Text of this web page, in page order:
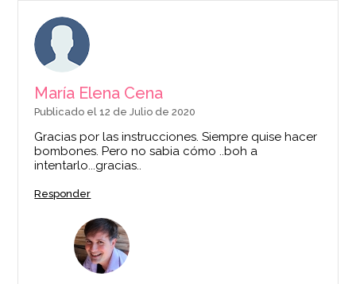
Termómetro Digital
para Alimentos -
AÑADIR
María Elena Cena
Publicado el 12 de Julio de 2020
Gracias por las instrucciones. Siempre quise hacer
bombones. Pero no sabia cómo ..boh a
intentarlo...gracias..
Responder